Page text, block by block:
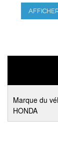
Marque du
HONDA